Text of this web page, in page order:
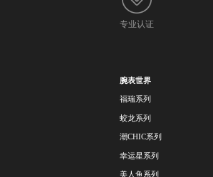
专业认证
腕表世界
福瑞系列
蛟龙系列
潮CHIC系列
幸运星系列
美人鱼系列